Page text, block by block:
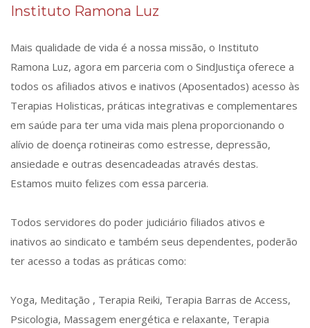
Instituto Ramona Luz
Mais qualidade de vida é a nossa missão, o Instituto
Ramona Luz, agora em parceria com o SindJustiça oferece a
todos os afiliados ativos e inativos (Aposentados) acesso às
Terapias Holisticas, práticas integrativas e complementares
em saúde para ter uma vida mais plena proporcionando o
alívio de doença rotineiras como estresse, depressão,
ansiedade e outras desencadeadas através destas.
Estamos muito felizes com essa parceria.
Todos servidores do poder judiciário filiados ativos e
inativos ao sindicato e também seus dependentes, poderão
ter acesso a todas as práticas como:
Yoga, Meditação , Terapia Reiki, Terapia Barras de Access,
Psicologia, Massagem energética e relaxante, Terapia